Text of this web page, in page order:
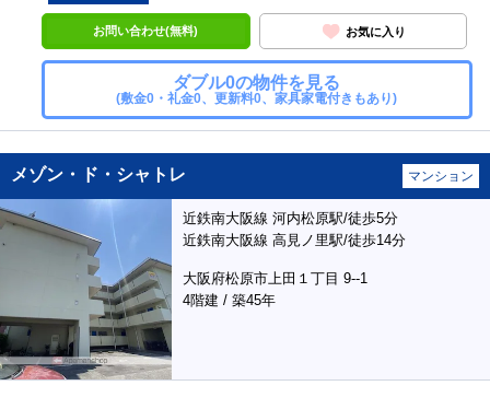
お問い合わせ(無料) お気に入り
ダブル0の物件を見る
(敷金0・礼金0、更新料0、家具家電付きもあり)
メゾン・ド・シャトレ マンション
近鉄南大阪線 河内松原駅/徒歩5分
近鉄南大阪線 高見ノ里駅/徒歩14分
大阪府松原市上田１丁目 9--1
4階建 / 築45年